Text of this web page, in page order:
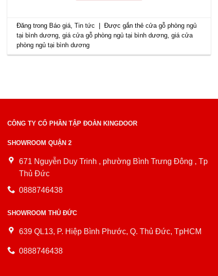
Đăng trong Báo giá,Tin tức Được gắn thẻcửa gỗ phòng ngủ
tại bình dương,giá cửa gỗ phòng ngủ tại bình dương,giá cửa
phòng ngủ tại bình dương
CÔNG TY CỔ PHẦN TẬP ĐOÀN KINGDOOR
SHOWROOM QUẬN 2
671 Nguyễn Duy Trinh , phường Bình Trưng Đông , Tp
Thủ Đức
0888746438
SHOWROOM THỦ ĐỨC
639 QL13, P. Hiệp Bình Phước, Q. Thủ Đức, TpHCM
0888746438